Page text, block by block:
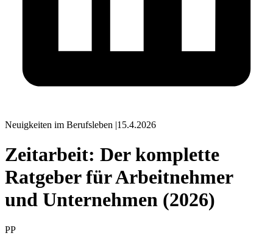
Neuigkeiten im Berufsleben |15.4.2026
Zeitarbeit: Der komplette
Ratgeber für Arbeitnehmer
und Unternehmen (2026)
PP